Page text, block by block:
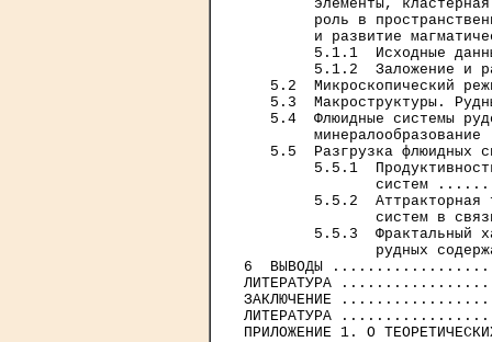
элементы,
роль в
и развитие
5.1.1  Исходные
5.1.2  Заложение и
5.2  Микроскопический
5.3  Макроструктуры.
5.4  Флюидные системы
минералообразование
5.5  Разгрузка флюидных
5.5.1
систем
5.5.2
систем в
5.5.3  Фрактальный
рудных
6  ВЫВОДЫ
ЛИТЕРАТУРА
ЗАКЛЮЧЕНИЕ
ЛИТЕРАТУРА
ПРИЛОЖЕНИЕ 1. О